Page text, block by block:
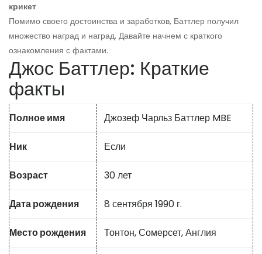
крикет
Помимо своего достоинства и заработков, Баттлер получил
множество наград и наград. Давайте начнем с краткого
ознакомления с фактами.
Джос Баттлер: Краткие
факты
Полное имя Джозеф Чарльз Баттлер MBE
Ник Если
Возраст 30 лет
Дата рождения 8 сентября 1990 г.
Место рождения Тонтон, Сомерсет, Англия